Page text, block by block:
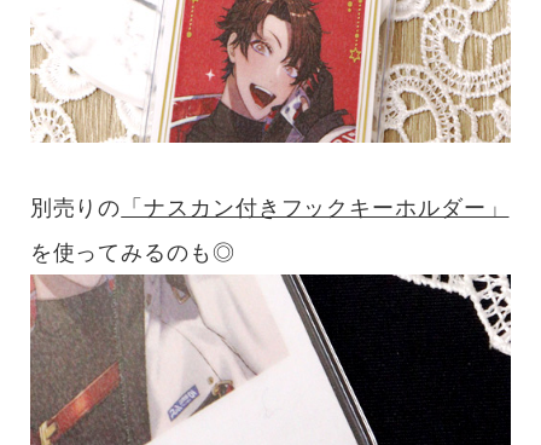
別売りの 「ナスカン付きフックキーホルダー」
を使ってみるのも◎